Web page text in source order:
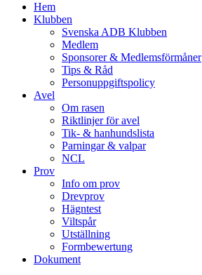
Hem
Klubben
Svenska ADB Klubben
Medlem
Sponsorer & Medlemsförmåner
Tips & Råd
Personuppgiftspolicy
Avel
Om rasen
Riktlinjer för avel
Tik- & hanhundslista
Parningar & valpar
NCL
Prov
Info om prov
Drevprov
Hägntest
Viltspår
Utställning
Formbewertung
Dokument